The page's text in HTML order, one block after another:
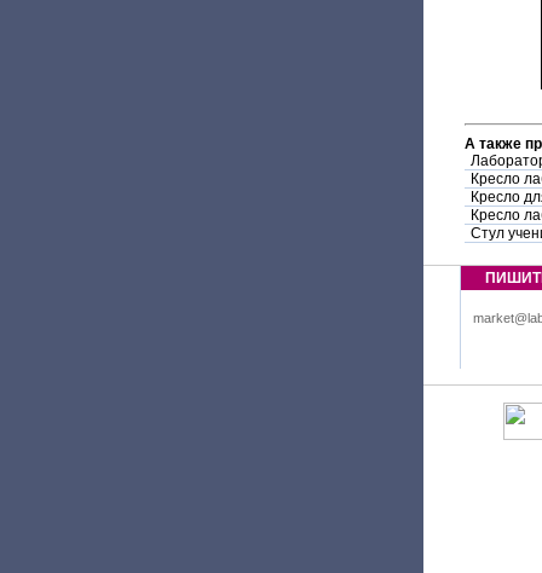
А также
Кресло
Кресло
Кресло
Стул